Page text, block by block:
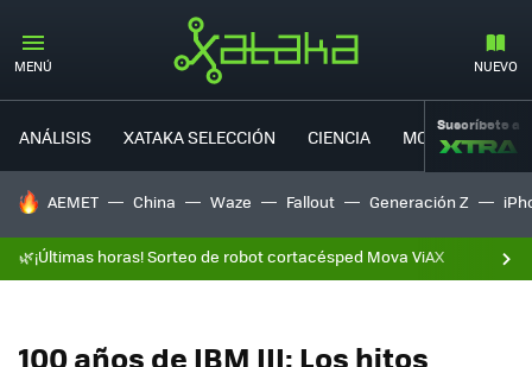
MENÚ NUEVO
ANÁLISIS XATAKA SELECCIÓN CIENCIA MOVILIDAD
Suscríbete a
HOY SE HABLA DE
AEMET China Waze Fallout Generación Z
🌿¡Últimas horas! Sorteo de robot cortacésped Mova ViAX
100 años de IBM III: Los hitos